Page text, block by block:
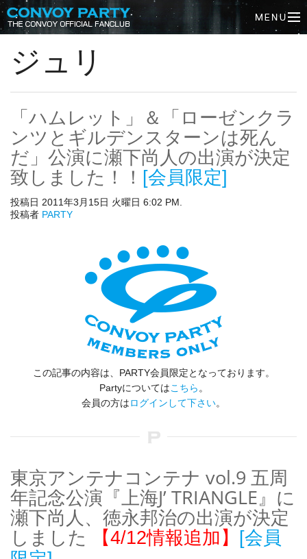
ジュリ
「ハムレット」＆「ローゼンクラ
ンツとギルデンスターンは死ん
だ」公演に瀬下尚人の出演が決定
致しました！！ [会員限定]
投稿日 2011年3月15日 火曜日 6:02 PM.
投稿者 PARTY
この記事の内容は、PARTY会員限定となっております。
Partyについてはこちら 。
会員の方はログインして下さい。
東京アンテナコンテナ vol.9 五周
年記念公演『上海J’ TRIANGLE』に
瀬下尚人、徳永邦治の出演が決定
しました 【4/12情報追加】
[会員